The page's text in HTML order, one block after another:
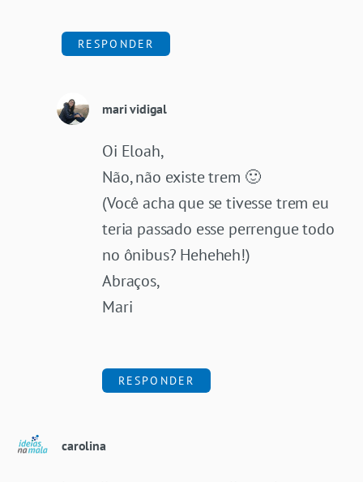
RESPONDER
mari vidigal
Oi Eloah,
Não, não existe trem 🙂
(Você acha que se tivesse trem eu
teria passado esse perrengue todo
no ônibus? Heheheh!)
Abraços,
Mari
RESPONDER
carolina